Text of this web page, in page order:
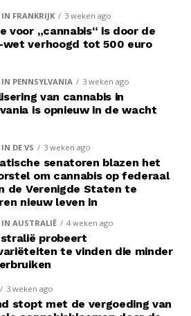
FRANKRIJK 3 weken ago
voor „cannabis“ is door de
wet verhoogd tot 500 euro
PENNSYLVANIA 3 weken ago
van cannabis in
is opnieuw in de wacht
DE VS 3 weken ago
senatoren blazen het
om cannabis op federaal
de Verenigde Staten te
nieuw leven in
AUSTRALIË 4 weken ago
probeert
te vinden die minder
3 weken ago
stopt met de vergoeding van